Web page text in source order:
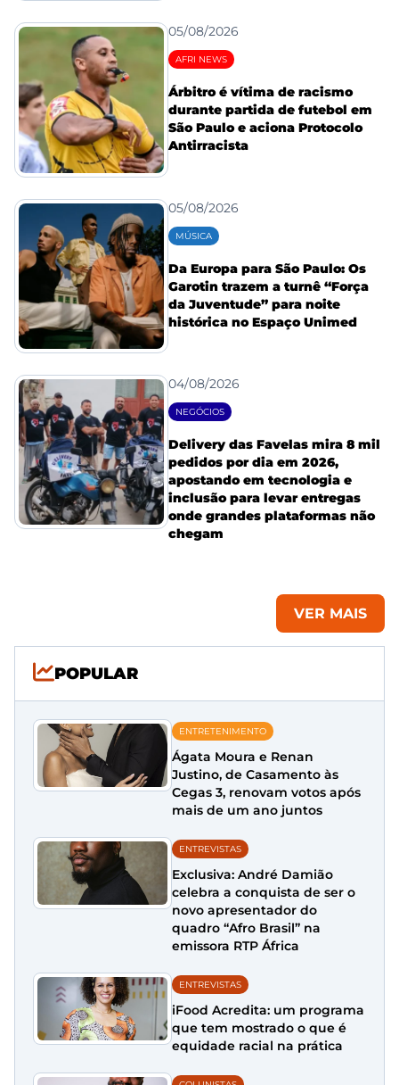
05/08/2026
AFRI NEWS
Árbitro é vítima de racismo
durante partida de futebol em
São Paulo e aciona Protocolo
Antirracista
05/08/2026
MÚSICA
Da Europa para São Paulo: Os
Garotin trazem a turnê “Força
da Juventude” para noite
histórica no Espaço Unimed
04/08/2026
NEGÓCIOS
Delivery das Favelas mira 8 mil
pedidos por dia em 2026,
apostando em tecnologia e
inclusão para levar entregas
onde grandes plataformas não
chegam
VER MAIS
POPULAR
ENTRETENIMENTO
Ágata Moura e Renan
Justino, de Casamento às
Cegas 3, renovam votos após
mais de um ano juntos
ENTREVISTAS
Exclusiva: André Damião
celebra a conquista de ser o
novo apresentador do
quadro “Afro Brasil” na
emissora RTP África
ENTREVISTAS
iFood Acredita: um programa
que tem mostrado o que é
equidade racial na prática